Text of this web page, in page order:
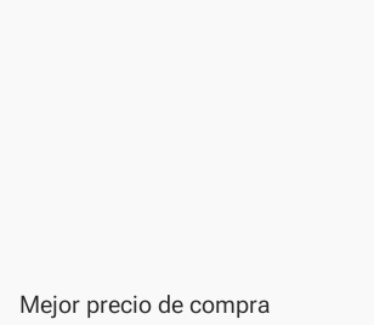
Mejor precio de compra